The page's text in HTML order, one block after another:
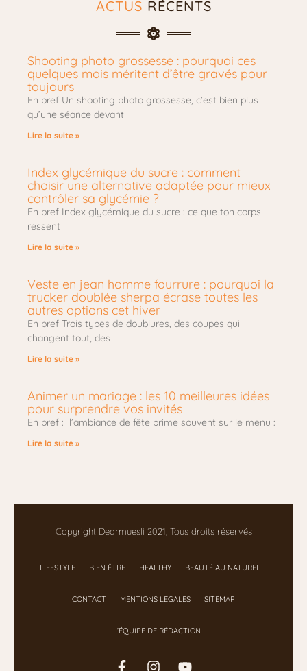
ACTUS RÉCENTS
Shooting photo grossesse : pourquoi ces
quelques mois méritent d’être gravés pour
toujours
En bref Un shooting photo grossesse, c’est bien plus
qu’une séance devant
Lire la suite »
Index glycémique du sucre : comment
choisir une alternative adaptée pour mieux
contrôler sa glycémie ?
En bref Index glycémique du sucre : ce que ton corps
ressent
Lire la suite »
Veste en jean homme fourrure : pourquoi la
trucker doublée sherpa écrase toutes les
autres options cet hiver
En bref Trois types de doublures, des coupes qui
changent tout, des
Lire la suite »
Animer un mariage : les 10 meilleures idées
pour surprendre vos invités
En bref : l’ambiance de fête prime souvent sur le menu :
Lire la suite »
Copyright Dearmuesli 2021, Tous droits réservés
LIFESTYLE BIEN ÊTRE HEALTHY BEAUTÉ AU NATUREL
CONTACT MENTIONS LÉGALES SITEMAP
L’ÉQUIPE DE RÉDACTION